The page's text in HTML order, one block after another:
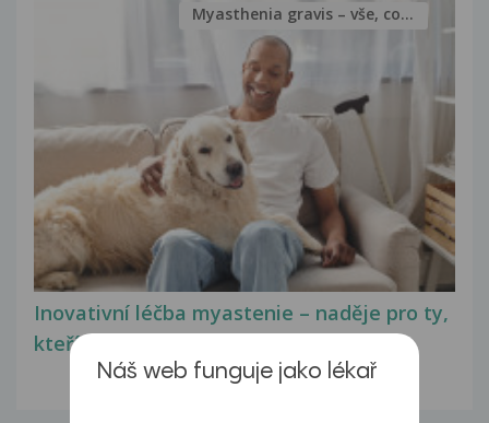
Inovativní léčba myastenie – naděje pro ty,
kteří ji...
Myasthenia gravis – vše, co...
Náš web funguje jako lékař